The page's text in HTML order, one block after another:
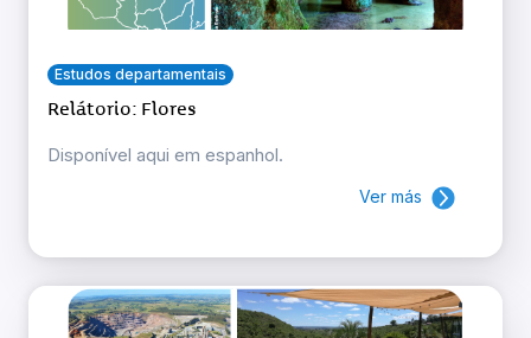
Estudos departamentais
Relátorio: Flores
Disponível aqui em espanhol.
Ver más